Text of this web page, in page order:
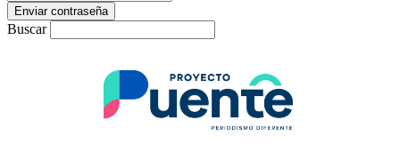
Buscar